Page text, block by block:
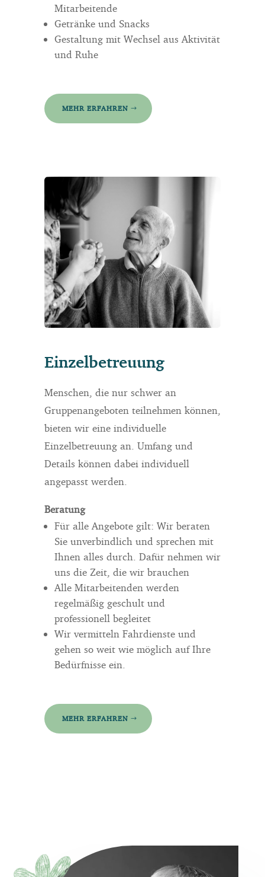
Mitarbeitende
Getränke und Snacks
Gestaltung mit Wechsel aus Aktivität
und Ruhe
MEHR ERFAHREN
Einzelbetreuung
Menschen, die nur schwer an
Gruppenangeboten teilnehmen können,
bieten wir eine individuelle
Einzelbetreuung an. Umfang und
Details können dabei individuell
angepasst werden.
Beratung
Für alle Angebote gilt: Wir beraten
Sie unverbindlich und sprechen mit
Ihnen alles durch. Dafür nehmen wir
uns die Zeit, die wir brauchen
Alle Mitarbeitenden werden
regelmäßig geschult und
professionell begleitet
Wir vermitteln Fahrdienste und
gehen so weit wie möglich auf Ihre
Bedürfnisse ein.
MEHR ERFAHREN